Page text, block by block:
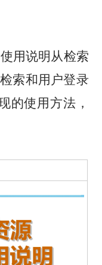
用说明从检索
索和用户登录
的使用方法，